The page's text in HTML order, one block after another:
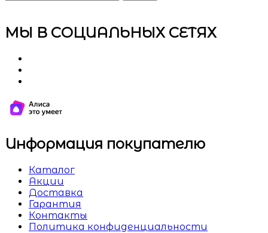
МЫ В СОЦИАЛЬНЫХ СЕТЯХ
Информация покупателю
Каталог
Акции
Доставка
Гарантия
Контакты
Политика конфиденциальности